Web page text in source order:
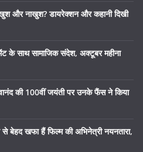
और नाखुश? डायरेक्शन और कहानी दिखी
के साथ सामाजिक संदेश, अक्टूबर महीना
की 100वीं जयंती पर उनके फैंस ने किया
बेहद खफा हैं फिल्म की अभिनेत्री नयनतारा,